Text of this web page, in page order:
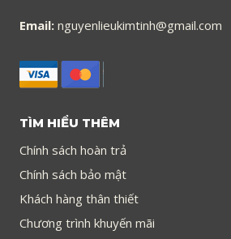
Email: nguyenlieukimtinh@gmail.com
TÌM HIỂU THÊM
Chính sách hoàn trả
Chính sách bảo mật
Khách hàng thân thiết
Chương trình khuyến mãi